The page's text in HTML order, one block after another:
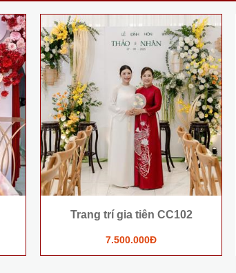
Trang trí gia tiên CC102
7.500.000Đ